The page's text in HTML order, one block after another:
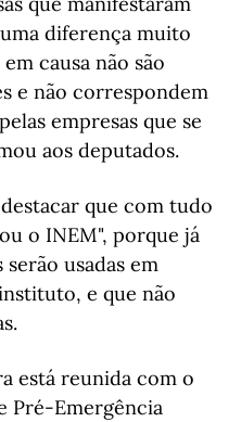
diferença muito
causa não são
e não correspondem
empresas que se
aos deputados.
que com tudo
o INEM", porque já
usadas em
e que não
está reunida com o
Pré-Emergência